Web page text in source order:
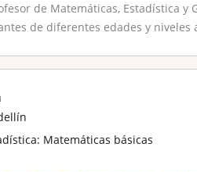
de Matemáticas, Estadística y
de diferentes edades y niveles
Matemáticas básicas